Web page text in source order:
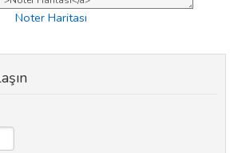
Noter Haritası